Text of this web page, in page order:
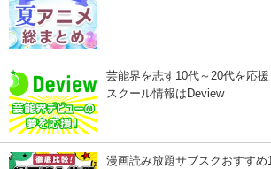
芸能界を志す10代～20代を応
スクール情報はDeview
漫画読み放題サブスクおすすめ